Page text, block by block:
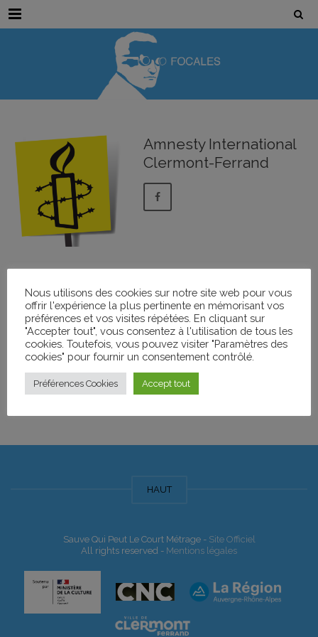
Menu
Amnesty International
Clermont-Ferrand
Événements
Nom de l'Événement Date
JOURNEE MONDIALE DES
REFUGIES
HAUT
Sauve Qui Peut Le Court Métrage - Site Officiel
All rights reserved - Mentions légales
Nous utilisons des cookies sur notre site web pour vous
offrir l'expérience la plus pertinente en mémorisant vos
préférences et vos visites répétées. En cliquant sur
"Accepter tout", vous consentez à l'utilisation de tous les
cookies. Toutefois, vous pouvez visiter "Paramètres des
cookies" pour fournir un consentement contrôlé.
Préférences Cookies Accept tout